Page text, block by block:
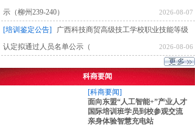
示（柳州239-240）
2026-08-07
[培训鉴定公告]
广西科技商贸高级技工学校职业技能等级
认定拟通过人员名单公示（
2026-08-06
科商要闻
[科商要闻]
面向东盟“人工智能+”产业人才
国际培训班学员到校参观交流
亲身体验智慧充电站